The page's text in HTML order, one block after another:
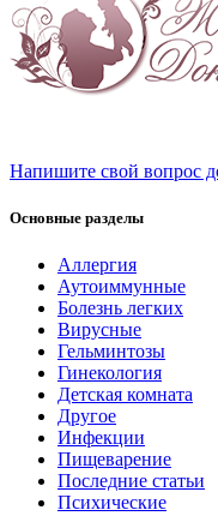
Напишите свой вопрос
Основные разделы
Аллергия
Аутоиммунные
Болезнь легких
Вирусные
Гельминтозы
Гинекология
Детская комната
Другое
Инфекции
Пищеварение
Последние статьи
Психические